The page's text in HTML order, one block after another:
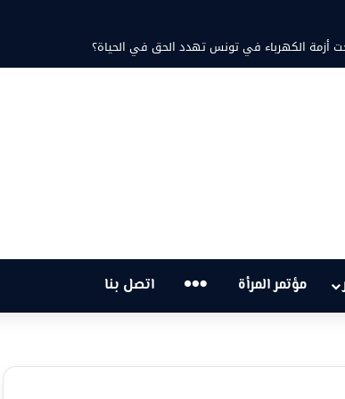
أزمة الكهرباء في تونس تهدد الحق في الحياة؟
مؤتمر المرأة … اتصل بنا